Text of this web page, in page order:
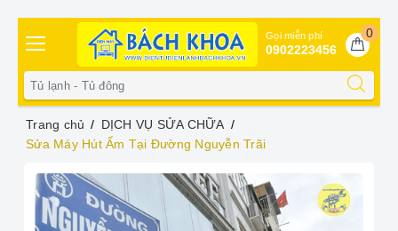
0
Gọi miễn phí
0902223456
Trang chủ
DỊCH VỤ SỬA CHỮA
Sửa Máy Hút Ẩm Tại Đường Nguyễn Trãi